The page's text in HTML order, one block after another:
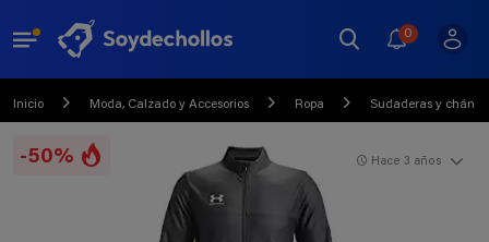
0
Inicio Moda, Calzado y Accesorios Ropa Sudaderas y
-50% Hace 3 años